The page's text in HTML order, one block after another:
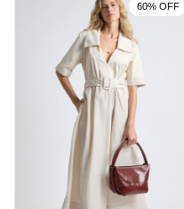
60% OFF